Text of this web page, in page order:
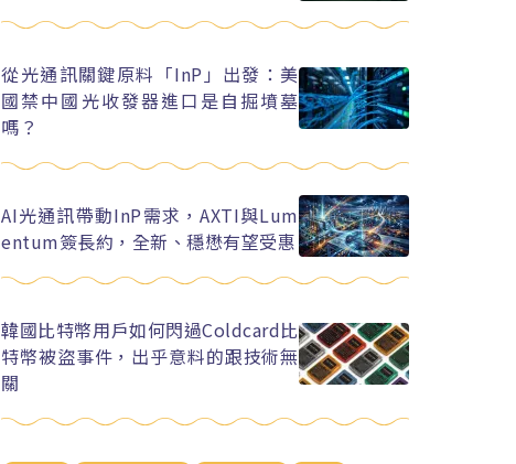
從光通訊關鍵原料「InP」出發：美
國禁中國光收發器進口是自掘墳墓
嗎？
AI光通訊帶動InP需求，AXTI與Lum
entum簽長約，全新、穩懋有望受惠
韓國比特幣用戶如何閃過Coldcard比
特幣被盜事件，出乎意料的跟技術無
關